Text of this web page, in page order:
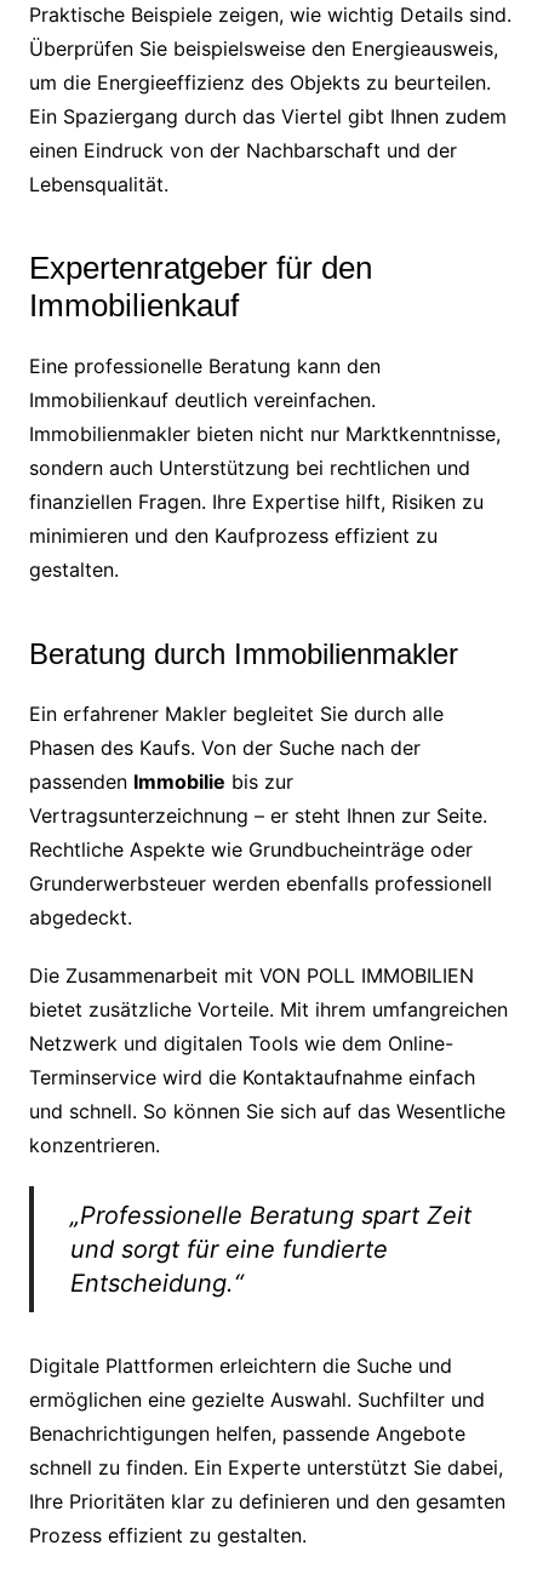
Praktische Beispiele zeigen, wie wichtig Details sind.
Überprüfen Sie beispielsweise den Energieausweis,
um die Energieeffizienz des Objekts zu beurteilen.
Ein Spaziergang durch das Viertel gibt Ihnen zudem
einen Eindruck von der Nachbarschaft und der
Lebensqualität.
Expertenratgeber für den
Immobilienkauf
Eine professionelle Beratung kann den
Immobilienkauf deutlich vereinfachen.
Immobilienmakler bieten nicht nur Marktkenntnisse,
sondern auch Unterstützung bei rechtlichen und
finanziellen Fragen. Ihre Expertise hilft, Risiken zu
minimieren und den Kaufprozess effizient zu
gestalten.
Beratung durch Immobilienmakler
Ein erfahrener Makler begleitet Sie durch alle
Phasen des Kaufs. Von der Suche nach der
passenden Immobilie bis zur
Vertragsunterzeichnung – er steht Ihnen zur Seite.
Rechtliche Aspekte wie Grundbucheinträge oder
Grunderwerbsteuer werden ebenfalls professionell
abgedeckt.
Die Zusammenarbeit mit VON POLL IMMOBILIEN
bietet zusätzliche Vorteile. Mit ihrem umfangreichen
Netzwerk und digitalen Tools wie dem Online-
Terminservice wird die Kontaktaufnahme einfach
und schnell. So können Sie sich auf das Wesentliche
konzentrieren.
„Professionelle Beratung spart Zeit
und sorgt für eine fundierte
Entscheidung.“
Digitale Plattformen erleichtern die Suche und
ermöglichen eine gezielte Auswahl. Suchfilter und
Benachrichtigungen helfen, passende Angebote
schnell zu finden. Ein Experte unterstützt Sie dabei,
Ihre Prioritäten klar zu definieren und den gesamten
Prozess effizient zu gestalten.